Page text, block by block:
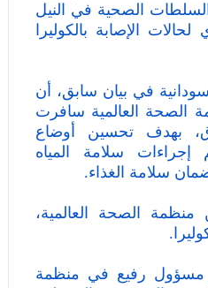
الصحية في النيل
الإصابة بالكوليرا
في بيان سابق، أن
الصحة العالمية سافرت
بهدف تحسين أوضاع
سلامة المياه
سلامة الغذاء.
الصحة العالمية،
مسؤول رفيع في منظمة